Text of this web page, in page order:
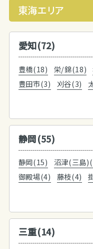
東海エリア
愛知(72)
豊橋(18) 栄/錦(18)
豊田市(3)
刈谷(3)
静岡(55)
静岡(15) 沼津(三島
御殿場(4)
藤枝(4)
三重(14)